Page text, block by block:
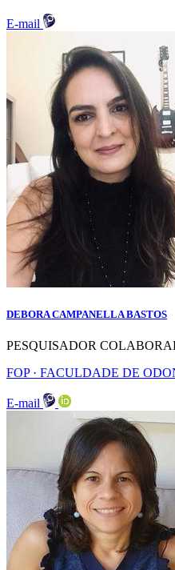
E-mail
DEBORA CAMPANELLA BASTOS
PESQUISADOR
FOP · FACULDADE DE
E-mail